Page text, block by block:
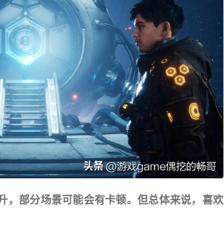
，部分场景可能会有卡顿。但总体来说，喜欢